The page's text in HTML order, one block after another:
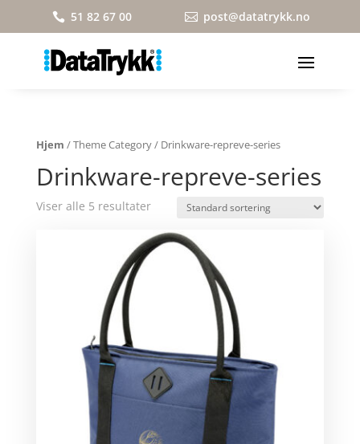
 51 82 67 00  post@datatrykk.no
Hjem / Theme Category / Drinkware-repreve-series
Drinkware-repreve-series
Viser alle 5 resultater